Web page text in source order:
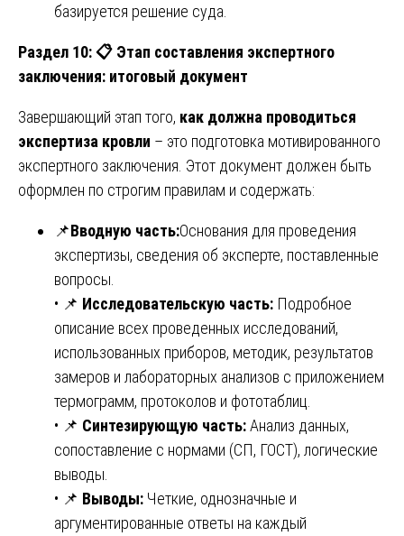
базируется решение суда.
Раздел 10:📋 Этап составления экспертного
заключения: итоговый документ
Завершающий этап того, как должна проводиться
экспертиза кровли – это подготовка мотивированного
экспертного заключения. Этот документ должен быть
оформлен по строгим правилам и содержать:
📌Вводную часть:Основания для проведения
экспертизы, сведения об эксперте, поставленные
вопросы.
• 📌 Исследовательскую часть: Подробное
описание всех проведенных исследований,
использованных приборов, методик, результатов
замеров и лабораторных анализов с приложением
термограмм, протоколов и фототаблиц.
• 📌 Синтезирующую часть:Анализ данных,
сопоставление с нормами (СП, ГОСТ), логические
выводы.
• 📌 Выводы: Четкие, однозначные и
аргументированные ответы на каждый